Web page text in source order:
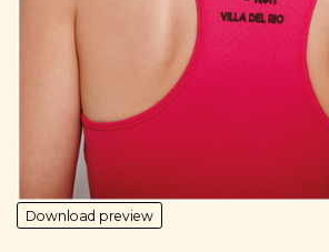
Download preview